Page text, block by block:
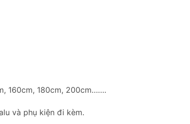
160cm, 180cm, 200cm…….
và phụ kiện đi kèm.